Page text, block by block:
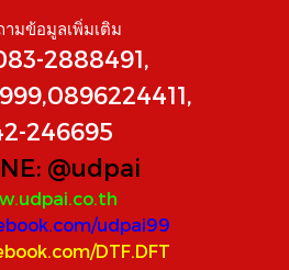
ามข้อมูลเพิ่มเติม
2888491,
246695
@udpai
udpai99
DTF.DFT